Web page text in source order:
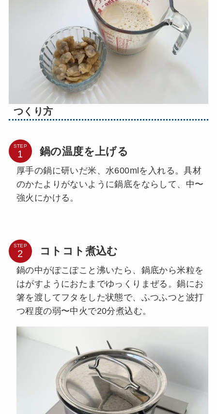
つくり方
STEP 鍋の温度を上げる
厚手の鍋に研いだ米、水600mlを入れる。具材
のかたよりがないように鍋底をならして、中〜
強火にかける。
STEP コトコト煮込む
鍋の中がぽこぽこと沸いたら、鍋底から米粒を
はがすようにおたまでゆっくりまぜる。鍋にお
箸を渡してフタをした状態で、ふつふつと波打
つ程度の弱〜中火で20分煮込む。